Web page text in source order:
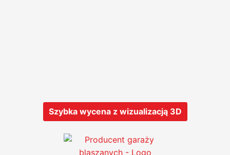
Szybka wycena z wizualizacją 3D